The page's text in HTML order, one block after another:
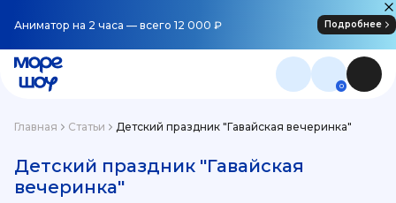
Аниматор на 2 часа — всего 12 000 ₽ Подробнее
0
Главная Статьи Детский праздник "Гавайская вечеринка"
Детский праздник "Гавайская
вечеринка"